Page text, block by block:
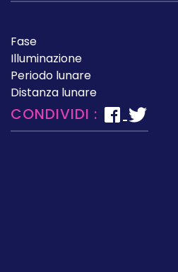
Fase
Illuminazione
Periodo lunare
Distanza lunare
CONDIVIDI :